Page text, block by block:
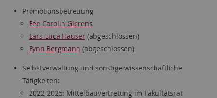
Promotionsbetreuung
Fee Carolin Gierens
Lars-Luca Hauser(abgeschlossen)
Fynn Bergmann (abgeschlossen)
Selbstverwaltung und sonstige wissenschaftliche
Tätigkeiten:
2022-2025: Mittelbauvertretung im Fakultätsrat